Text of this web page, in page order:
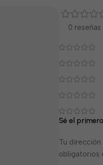
0 reseñas
Sé el
Tu
obligatorios